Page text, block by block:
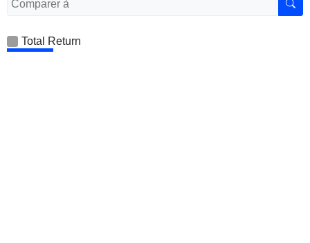
Total Return